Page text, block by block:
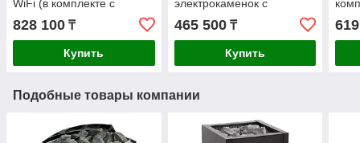
WiFi (в комплекте с
блоком мощности, до 11
кВт)
828 100 ₸
Купить
электрокаменок с
парогенератором)
465 500₸
Купить
Подобные товары компании